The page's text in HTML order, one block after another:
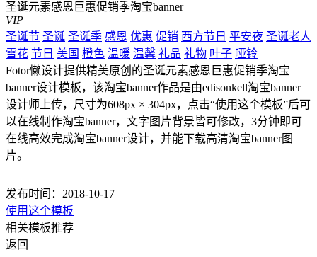
圣诞元素感恩巨惠促销季淘宝banner
VIP
圣诞节 圣诞 圣诞季 感恩 优惠 促销 西方节日 平安夜 圣诞老人
雪花 节日 美国 橙色 温暖 温馨 礼品 礼物 叶子 哑铃
Fotor懒设计提供精美原创的圣诞元素感恩巨惠促销季淘宝
banner设计模板，该淘宝banner作品是由edisonkell淘宝banner
设计师上传，尺寸为608px × 304px，点击“使用这个模板”后可
以在线制作淘宝banner，文字图片背景皆可修改，3分钟即可
在线高效完成淘宝banner设计，并能下载高清淘宝banner图
片。
发布时间：2018-10-17
使用这个模板
相关模板推荐
返回